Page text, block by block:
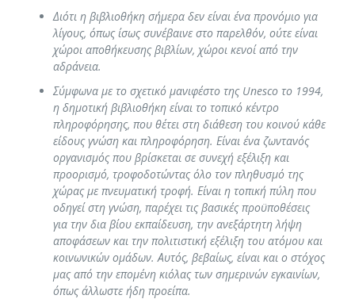
Διότι η βιβλιοθήκη σήμερα δεν είναι ένα προνόμιο για
λίγους, όπως ίσως συνέβαινε στο παρελθόν, ούτε είναι
χώροι αποθήκευσης βιβλίων, χώροι κενοί από την
αδράνεια.
Σύμφωνα με το σχετικό μανιφέστο της Unesco το 1994,
η δημοτική βιβλιοθήκη είναι το τοπικό κέντρο
πληροφόρησης, που θέτει στη διάθεση του κοινού κάθε
είδους γνώση και πληροφόρηση. Είναι ένα ζωντανός
οργανισμός που βρίσκεται σε συνεχή εξέλιξη και
προορισμό, τροφοδοτώντας όλο τον πληθυσμό της
χώρας με πνευματική τροφή. Είναι η τοπική πύλη που
οδηγεί στη γνώση, παρέχει τις βασικές προϋποθέσεις
για την δια βίου εκπαίδευση, την ανεξάρτητη λήψη
αποφάσεων και την πολιτιστική εξέλιξη του ατόμου και
κοινωνικών ομάδων. Αυτός, βεβαίως, είναι και ο στόχος
μας από την επομένη κιόλας των σημερινών εγκαινίων,
όπως άλλωστε ήδη προείπα.